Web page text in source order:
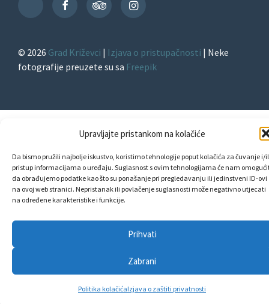
Upravljajte pristankom na kolačiće
Da bismo pružili najbolje iskustvo, koristimo tehnologije poput kolačića za čuvanje i/
pristup informacijama o uređaju. Suglasnost s ovim tehnologijama će nam
da obrađujemo podatke kao što su ponašanje pri pregledavanju ili jedinstveni ID-ovi
na ovoj web stranici. Nepristanak ili povlačenje suglasnosti može negativno utjecati
na određene karakteristike i funkcije.
Prihvati
Zabrani
Politika kolačićaIzjava o zaštiti privatnosti
TikTok
FacebookTripAdvisorInstagram
© 2026 Grad Križevci | Izjava o pristupačnosti | Neke
fotografije preuzete su sa Freepik